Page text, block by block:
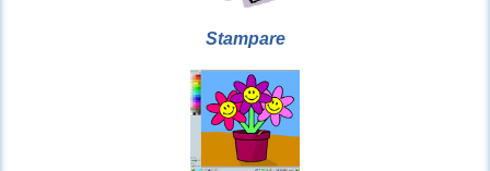
Stampare